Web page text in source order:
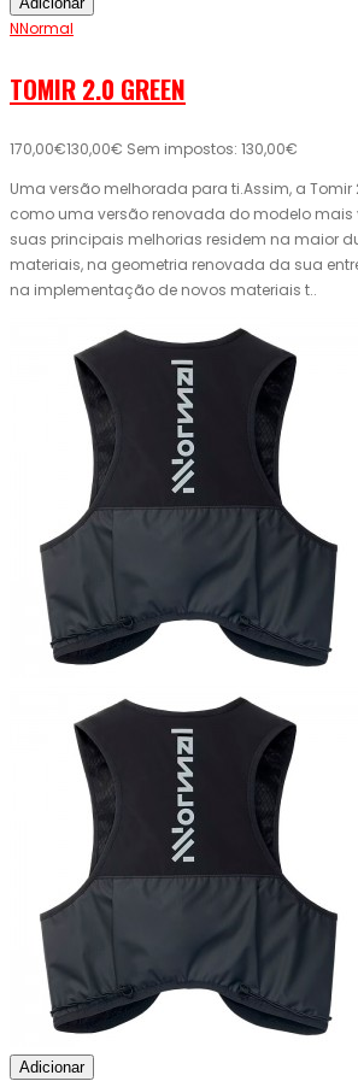
NNormal
TOMIR 2.0 GREEN
170,00€130,00€ Sem impostos: 130,00€
Uma versão melhorada para ti.Assim, a
como uma versão renovada do modelo mais
suas principais melhorias residem na maior
materiais, na geometria renovada da sua
na implementação de novos materiais t..
Adicionar